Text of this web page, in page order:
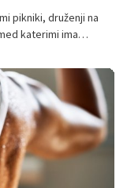
pikniki, druženji na
katerimi ima